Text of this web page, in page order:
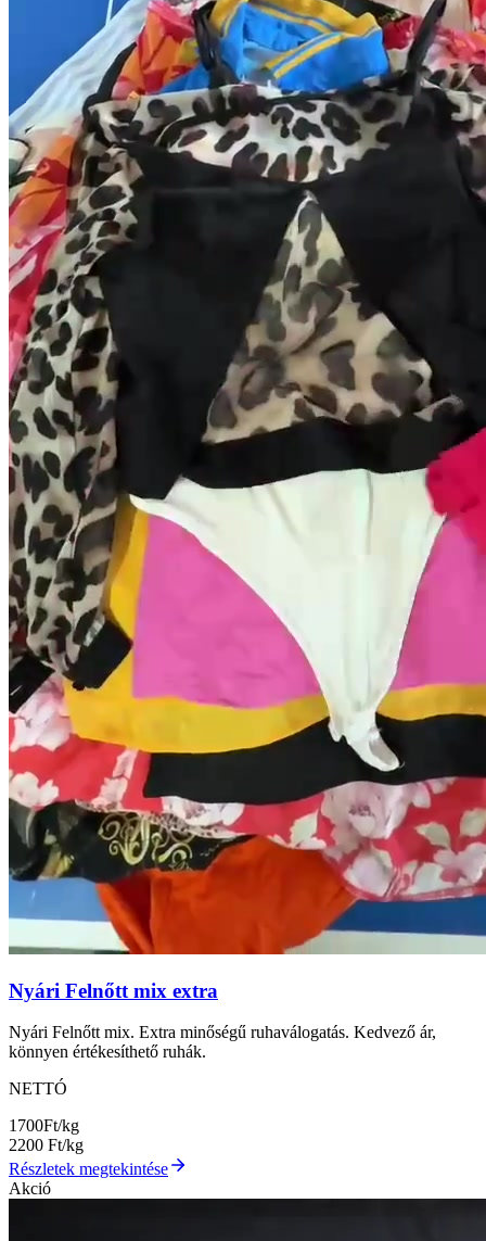
Nyári Felnőtt mix extra
Nyári Felnőtt mix. Extra minőségű ruhaválogatás. Kedvező ár,
könnyen értékesíthető ruhák.
NETTÓ
1700Ft/kg
2200 Ft/kg
Részletek megtekintése
Akció